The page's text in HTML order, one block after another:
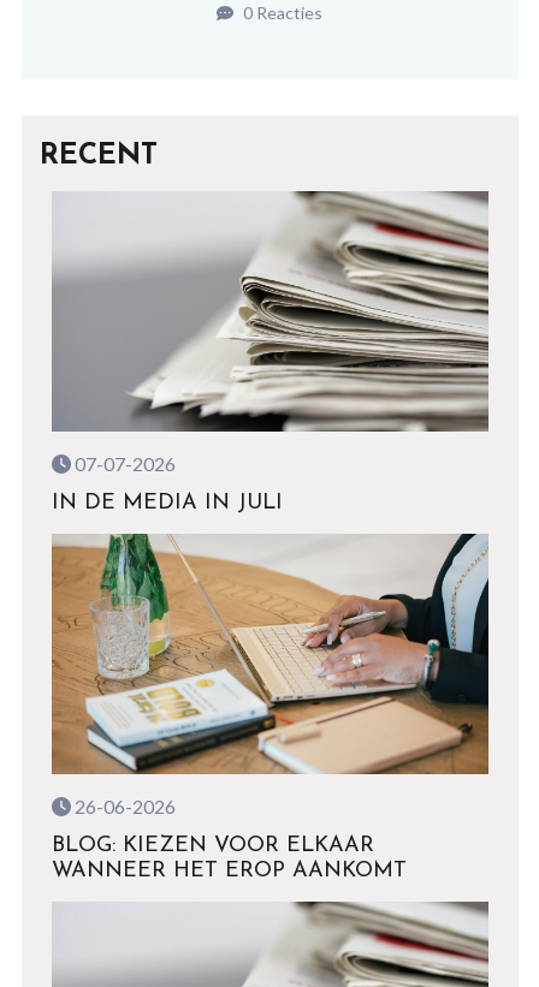
0 Reacties
RECENT
07-07-2026
IN DE MEDIA IN JULI
26-06-2026
BLOG: KIEZEN VOOR ELKAAR
WANNEER HET EROP AANKOMT